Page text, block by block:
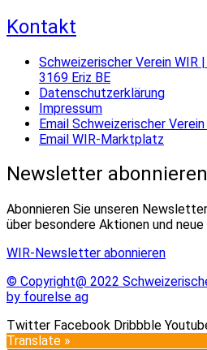
Kontakt
Schweizerischer Verein
3169 Eriz BE
Datenschutzerklärung
Impressum
Email Schweizerischer Verein
Email WIR-Marktplatz
Newsletter abonnieren
Abonnieren Sie unseren
über besondere Aktionen und neue
WIR-Newsletter abonnieren
© Copyright@ 2022
by fourelse ag
Twitter Facebook Dribbble
Translate »